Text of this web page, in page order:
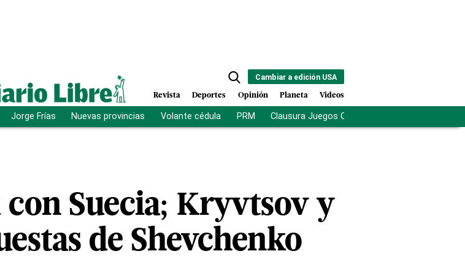
Cambiar a edición USA
Revista Deportes Opinión Planeta Videos
Jorge Frías Nuevas provincias Volante cédula PRM Clausura Juegos Centroamericanos
con Suecia; Kryvtsov y
de Shevchenko